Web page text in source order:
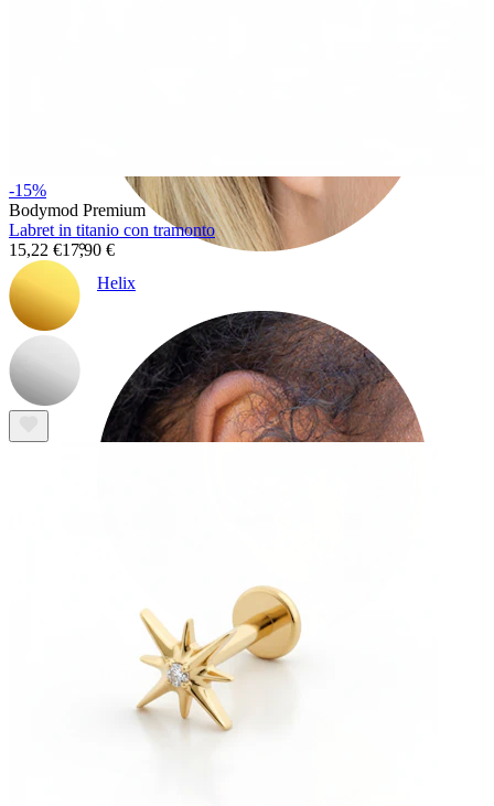
Helix
-15%
Bodymod Premium
Labret in titanio con tramonto
15,22 €17,90 €